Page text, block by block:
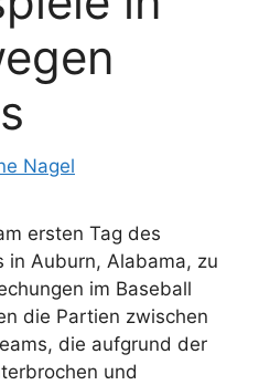
Nagel
ersten Tag des
in Auburn, Alabama, zu
im Baseball
die Partien zwischen
die aufgrund der
und